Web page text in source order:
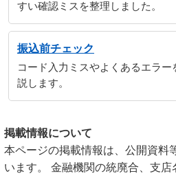
すい確認ミスを整理しました。
振込前チェック
コード入力ミスやよくあるエラ
説します。
掲載情報について
本ページの掲載情報は、公開資料
います。 金融機関の統廃合、支